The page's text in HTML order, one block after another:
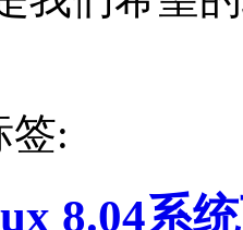
签:
8.04系